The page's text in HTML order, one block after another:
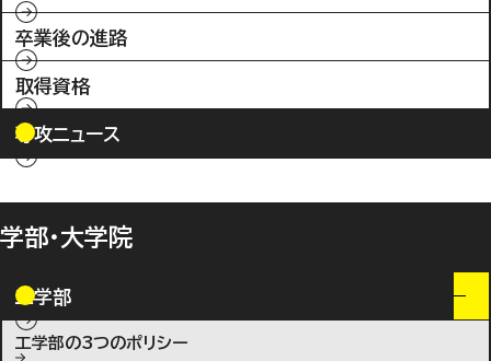
卒業後の進路
取得資格
専攻ニュース
学部・大学院
工学部
工学部の3つのポリシー